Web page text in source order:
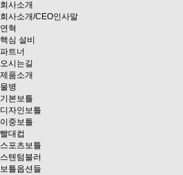
회사소개
회사소개/CEO인사말
연혁
핵심 설비
파트너
오시는길
제품소개
물병
기본보틀
디자인보틀
이중보틀
빨대컵
스포츠보틀
스텐텀블러
보틀옵션들